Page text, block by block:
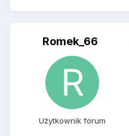
Romek_66
Użytkownik forum